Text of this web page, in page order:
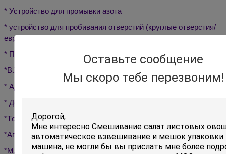
Оставьте сообщение
Мы скоро тебе перезвоним!
* Устройство для промывки азота
* устройство для пробивания отверстий (круглые отверстия/
евро отверстия)
* Пневматический удерживающий элемент
*В.
* АДвижение
* Дополнительные винты
*Tстолик с урной
*АвтоматическийПроверьте Вейгера
*МДетекторная машина